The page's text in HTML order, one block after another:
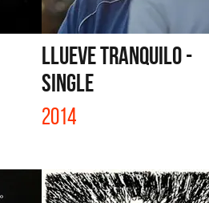
LLUEVE TRANQUILO -
SINGLE
2014